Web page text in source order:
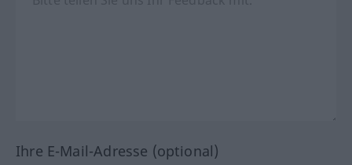
Ihre E-Mail-Adresse (optional)